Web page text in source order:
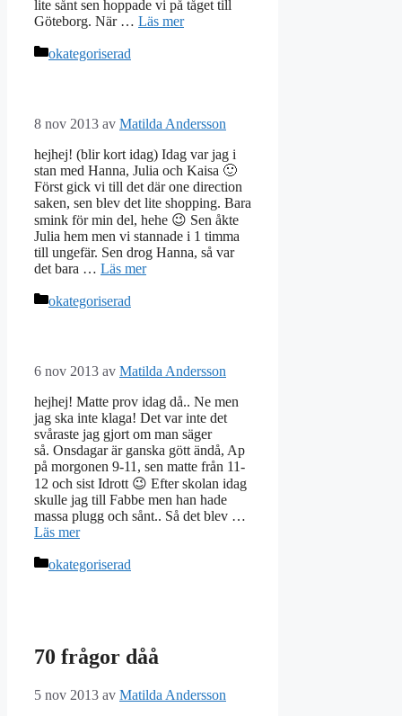
lite sånt sen hoppade vi på tåget till
Göteborg. När … Läs mer
Kategorier
okategoriserad
8 nov 2013 av Matilda Andersson
hejhej! (blir kort idag) Idag var jag i
stan med Hanna, Julia och Kaisa 🙂
Först gick vi till det där one direction
saken, sen blev det lite shopping. Bara
smink för min del, hehe 😉 Sen åkte
Julia hem men vi stannade i 1 timma
till ungefär. Sen drog Hanna, så var
det bara … Läs mer
Kategorier
okategoriserad
6 nov 2013 av Matilda Andersson
hejhej! Matte prov idag då.. Ne men
jag ska inte klaga! Det var inte det
svåraste jag gjort om man säger
så. Onsdagar är ganska gött ändå, Ap
på morgonen 9-11, sen matte från 11-
12 och sist Idrott 😉 Efter skolan idag
skulle jag till Fabbe men han hade
massa plugg och sånt.. Så det blev …
Läs mer
Kategorier
okategoriserad
70 frågor dåå
5 nov 2013 av Matilda Andersson